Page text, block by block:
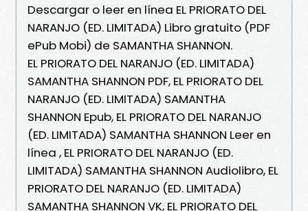
Descargar o leer en línea EL PRIORATO DEL
NARANJO (ED. LIMITADA) Libro gratuito (PDF
ePub Mobi) de SAMANTHA SHANNON.
EL PRIORATO DEL NARANJO (ED. LIMITADA)
SAMANTHA SHANNON PDF, EL PRIORATO DEL
NARANJO (ED. LIMITADA) SAMANTHA
SHANNON Epub, EL PRIORATO DEL NARANJO
(ED. LIMITADA) SAMANTHA SHANNON Leer en
línea , EL PRIORATO DEL NARANJO (ED.
LIMITADA) SAMANTHA SHANNON Audiolibro, EL
PRIORATO DEL NARANJO (ED. LIMITADA)
SAMANTHA SHANNON VK, EL PRIORATO DEL